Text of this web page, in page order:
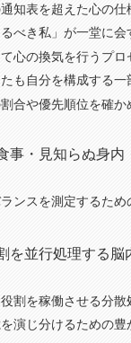
知表を超えた心の仕
べき私」が一堂に会
心の換気を行うプロ
も自分を構成する一
合や優先順位を確
事・見知らぬ身
ンスを測定するため
を並行処理する脳
割を稼働させる分散
演じ分けるための豊